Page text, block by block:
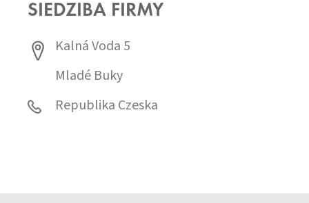
SIEDZIBA FIRMY
Kalná Voda 5
Mladé Buky
Republika Czeska